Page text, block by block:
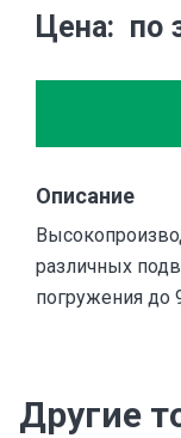
Цена по
Описание
различных
погружения до
Другие